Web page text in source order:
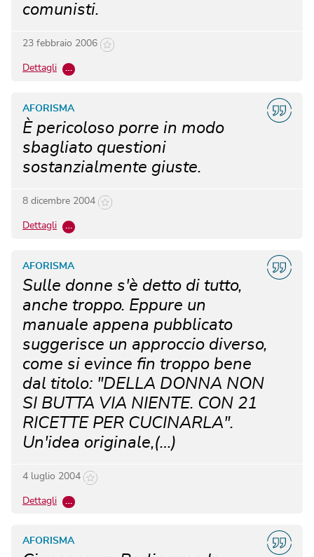
comunisti.
23 febbraio 2006
Dettagli …
È pericoloso porre in modo
sbagliato questioni
sostanzialmente giuste.
AFORISMA
8 dicembre 2004
Dettagli …
Sulle donne s'è detto di tutto,
anche troppo. Eppure un
manuale appena pubblicato
suggerisce un approccio diverso,
come si evince fin troppo bene
dal titolo: "DELLA DONNA NON
SI BUTTA VIA NIENTE. CON 21
RICETTE PER CUCINARLA".
Un'idea originale,(…)
AFORISMA
4 luglio 2004
Dettagli …
AFORISMA